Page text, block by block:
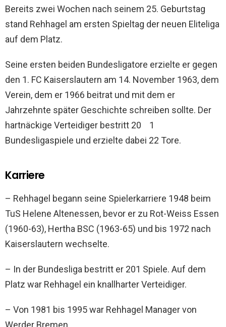
Bereits zwei Wochen nach seinem 25. Geburtstag
stand Rehhagel am ersten Spieltag der neuen Eliteliga
auf dem Platz.
Seine ersten beiden Bundesligatore erzielte er gegen
den 1. FC Kaiserslautern am 14. November 1963, dem
Verein, dem er 1966 beitrat und mit dem er
Jahrzehnte später Geschichte schreiben sollte. Der
hartnäckige Verteidiger bestritt 20 1
Bundesligaspiele und erzielte dabei 22 Tore.
Karriere
– Rehhagel begann seine Spielerkarriere 1948 beim
TuS Helene Altenessen, bevor er zu Rot-Weiss Essen
(1960-63), Hertha BSC (1963-65) und bis 1972 nach
Kaiserslautern wechselte.
– In der Bundesliga bestritt er 201 Spiele. Auf dem
Platz war Rehhagel ein knallharter Verteidiger.
– Von 1981 bis 1995 war Rehhagel Manager von
Werder Bremen.